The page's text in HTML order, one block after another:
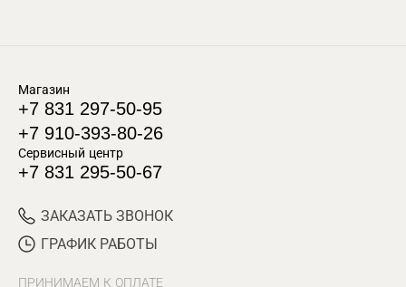
Магазин
+7 831 297-50-95
+7 910-393-80-26
Сервисный центр
+7 831 295-50-67
ЗАКАЗАТЬ ЗВОНОК
ГРАФИК РАБОТЫ
ПРИНИМАЕМ К ОПЛАТЕ